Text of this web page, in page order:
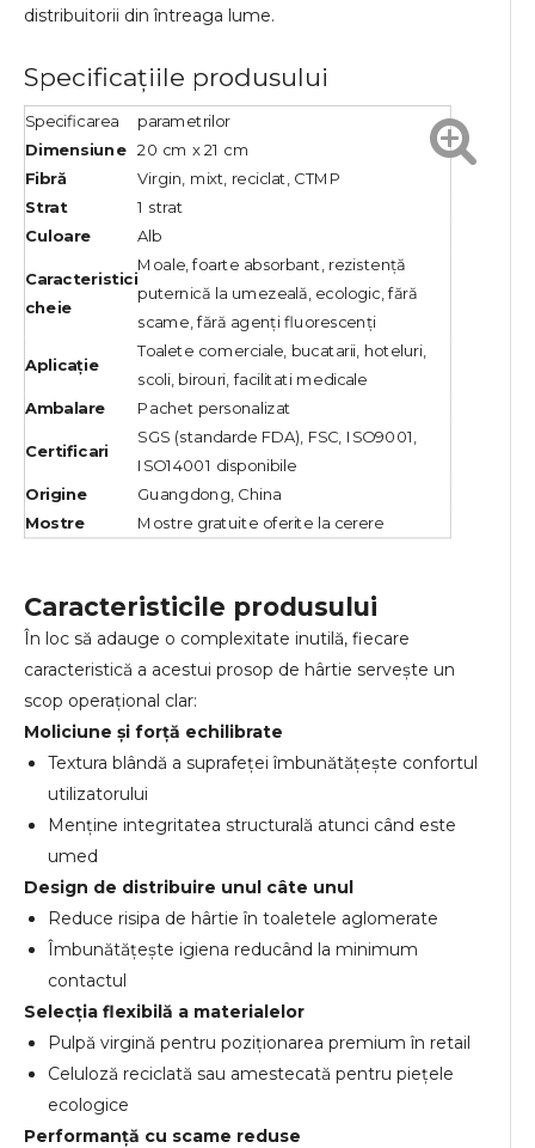
distribuitorii din întreaga lume.
Specificațiile produsului
Specificarea parametrilor
Dimensiune 20 cm x 21 cm
Fibră Virgin, mixt, reciclat, CTMP
Strat 1 strat
Culoare Alb
Caracteristici
cheie
Moale, foarte absorbant, rezistență
puternică la umezeală, ecologic, fără
scame, fără agenți fluorescenți
Aplicație
Toalete comerciale, bucatarii, hoteluri,
scoli, birouri, facilitati medicale
Ambalare
Pachet personalizat
Certificari
SGS (standarde FDA), FSC, ISO9001,
ISO14001 disponibile
Origine Guangdong, China
Mostre Mostre gratuite oferite la cerere
Caracteristicile produsului
În loc să adauge o complexitate inutilă, fiecare
caracteristică a acestui prosop de hârtie servește un
scop operațional clar:
Moliciune și forță echilibrate
Textura blândă a suprafeței îmbunătățește confortul
utilizatorului
Menține integritatea structurală atunci când este
umed
Design de distribuire unul câte unul
Reduce risipa de hârtie în toaletele aglomerate
Îmbunătățește igiena reducând la minimum
contactul
Selecția flexibilă a materialelor
Pulpă virgină pentru poziționarea premium în retail
Celuloză reciclată sau amestecată pentru piețele
ecologice
Performanță cu scame reduse